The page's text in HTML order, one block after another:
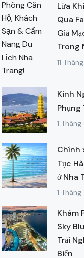
Lừa
Qua
Giả
Trong
11
Kinh
Phụng
1
Chính
Tục
ở Nha
1
Khám
Sky
Trải
Biển